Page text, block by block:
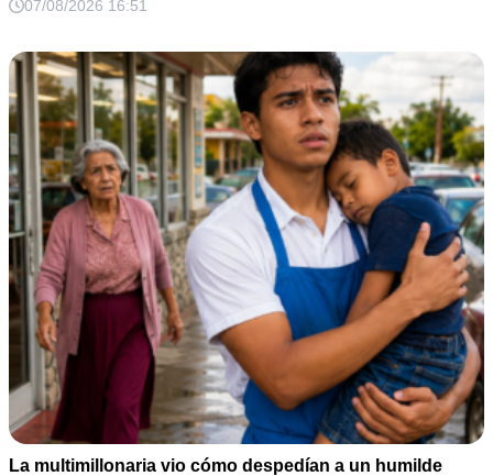
07/08/2026 16:51
La multimillonaria vio cómo despedían a un humilde